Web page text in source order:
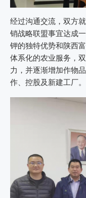
经过沟通交流，双方
销战略联盟事宜达成
钾的独特优势和陕西
体系化的农业服务，
力，并逐渐增加作物
作、控股及新建工厂。